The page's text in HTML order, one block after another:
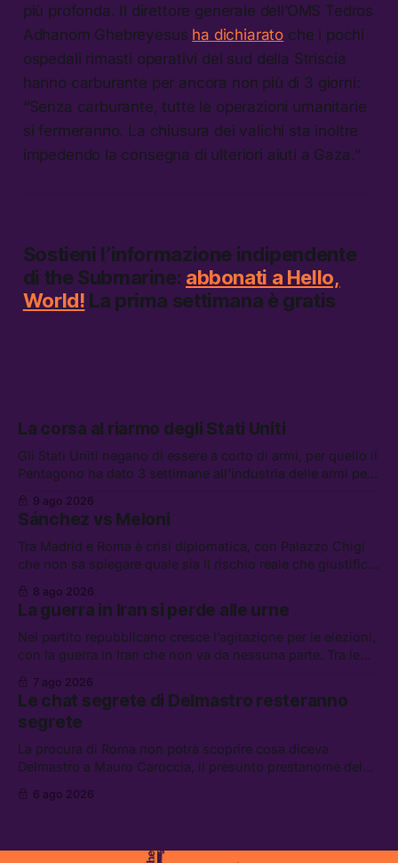
più profonda. Il direttore generale dell’OMS Tedros
Adhanom Ghebreyesus ha dichiarato che i pochi
ospedali rimasti operativi del sud della Striscia
hanno carburante per ancora non più di 3 giorni:
“Senza carburante, tutte le operazioni umanitarie
si fermeranno. La chiusura dei valichi sta inoltre
impedendo la consegna di ulteriori aiuti a Gaza.”
Sostieni l’informazione indipendente
di the Submarine: abbonati a Hello,
World! La prima settimana è gratis
La corsa al riarmo degli Stati Uniti
Gli Stati Uniti negano di essere a corto di armi, per quello il
Pentagono ha dato 3 settimane all’industria delle armi per
continuerà ad usare i servizi di Palantir, la protesta contro
La Russa, e la centrale elettrica di Amazon in Texas
9 ago 2026
Sánchez vs Meloni
Tra Madrid e Roma è crisi diplomatica, con Palazzo Chigi
che non sa spiegare quale sia il rischio reale che giustifica
di difesa tra Arabia Saudita, Pakistan e Turchia, la crisi del
carburante irregolare, e un altro caso di IA ribelle
8 ago 2026
La guerra in Iran si perde alle urne
Nel partito repubblicano cresce l’agitazione per le elezioni,
con la guerra in Iran che non va da nessuna parte. Tra le
lavoro, Schlein prova a mettere in sicurezza la coalizione, e
che cos’è lo “Spiralismo,” la religione degli agenti IA
7 ago 2026
Le chat segrete di Delmastro resteranno
segrete
La procura di Roma non potrà scoprire cosa diceva
Delmastro a Mauro Caroccia, il presunto prestanome del
attacchi in Libano, il governo chiederà 36 miliardi di
6 ago 2026